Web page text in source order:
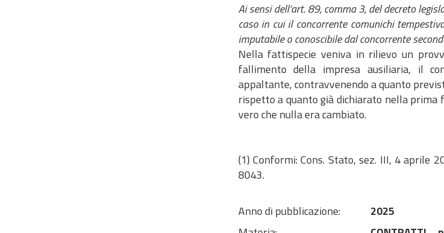
Ai sensi dell’art. 89, comma 3, del decreto
caso in cui il concorrente comunichi
imputabile o conoscibile dal concorrente
Nella fattispecie veniva in rilievo un
fallimento della impresa ausiliaria, il
appaltante, contravvenendo a quanto
rispetto a quanto già dichiarato nella
vero che nulla era cambiato.
(1) Conformi: Cons. Stato, sez. III, 4 aprile
8043.
Anno di pubblicazione:
2025